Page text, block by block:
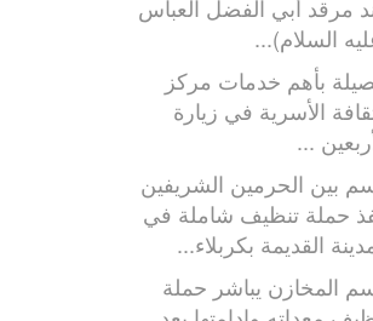
مرقد أبي الفضل العباس
السلام)...
بأهم خدمات مركز
الأسرية في زيارة
...
بين الحرمين الشريفين
حملة تنظيف شاملة في
القديمة بكربلاء...
المخازن يباشر حملة